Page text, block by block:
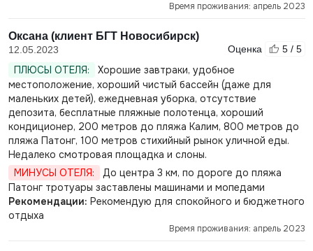
Время проживания: апрель 2023
Оксана (клиент БГТ Новосибирск)
12.05.2023 Оценка 5 / 5
ПЛЮСЫ ОТЕЛЯ:
Хорошие завтраки, удобное
местоположение, хороший чистый бассейн (даже для
маленьких детей), ежедневная уборка, отсутствие
депозита, бесплатные пляжные полотенца, хороший
кондиционер, 200 метров до пляжа Калим, 800 метров до
пляжа Патонг, 100 метров стихийный рынок уличной еды.
Недалеко смотровая площадка и слоны.
МИНУСЫ ОТЕЛЯ:
До центра 3 км, по дороге до пляжа
Патонг тротуары заставлены машинами и мопедами
Рекомендации: Рекомендую для спокойного и бюджетного
отдыха
Время проживания: апрель 2023